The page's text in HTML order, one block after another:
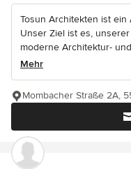
Tosun Architekten ist
Unser Ziel ist es,
moderne Architektur-
Mehr
Mombacher Straße 2A,